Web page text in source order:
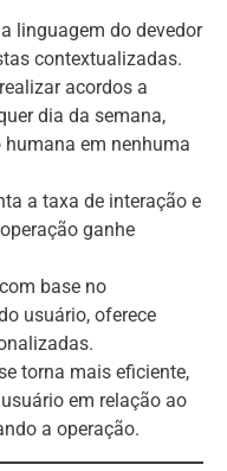
linguagem do devedor
contextualizadas.
acordos a
dia da semana,
em nenhuma
a taxa de interação e
ganhe
com base no
usuário, oferece
torna mais eficiente,
em relação ao
a operação.